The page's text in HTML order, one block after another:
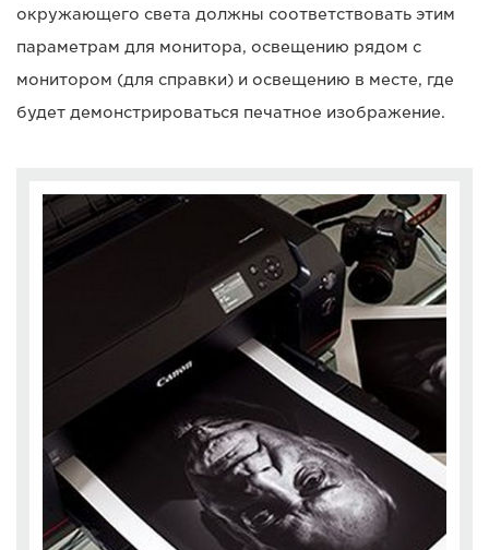
окружающего света должны соответствовать этим
параметрам для монитора, освещению рядом с
монитором (для справки) и освещению в месте, где
будет демонстрироваться печатное изображение.